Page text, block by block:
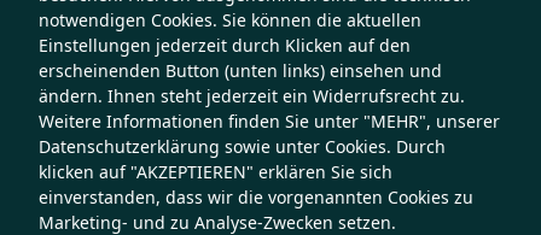
notwendigen Cookies. Sie können die aktuellen
Einstellungen jederzeit durch Klicken auf den
erscheinenden Button (unten links) einsehen und
ändern. Ihnen steht jederzeit ein Widerrufsrecht zu.
Weitere Informationen finden Sie unter "MEHR", unserer
Datenschutzerklärung sowie unter Cookies. Durch
klicken auf "AKZEPTIEREN" erklären Sie sich
einverstanden, dass wir die vorgenannten Cookies zu
Marketing- und zu Analyse-Zwecken setzen.